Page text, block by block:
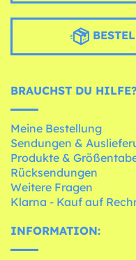
BRAUCHST DU
Meine Bestellung
Sendungen &
Produkte &
Rücksendungen
Weitere Fragen
Klarna - Kauf auf
INFORMATION: